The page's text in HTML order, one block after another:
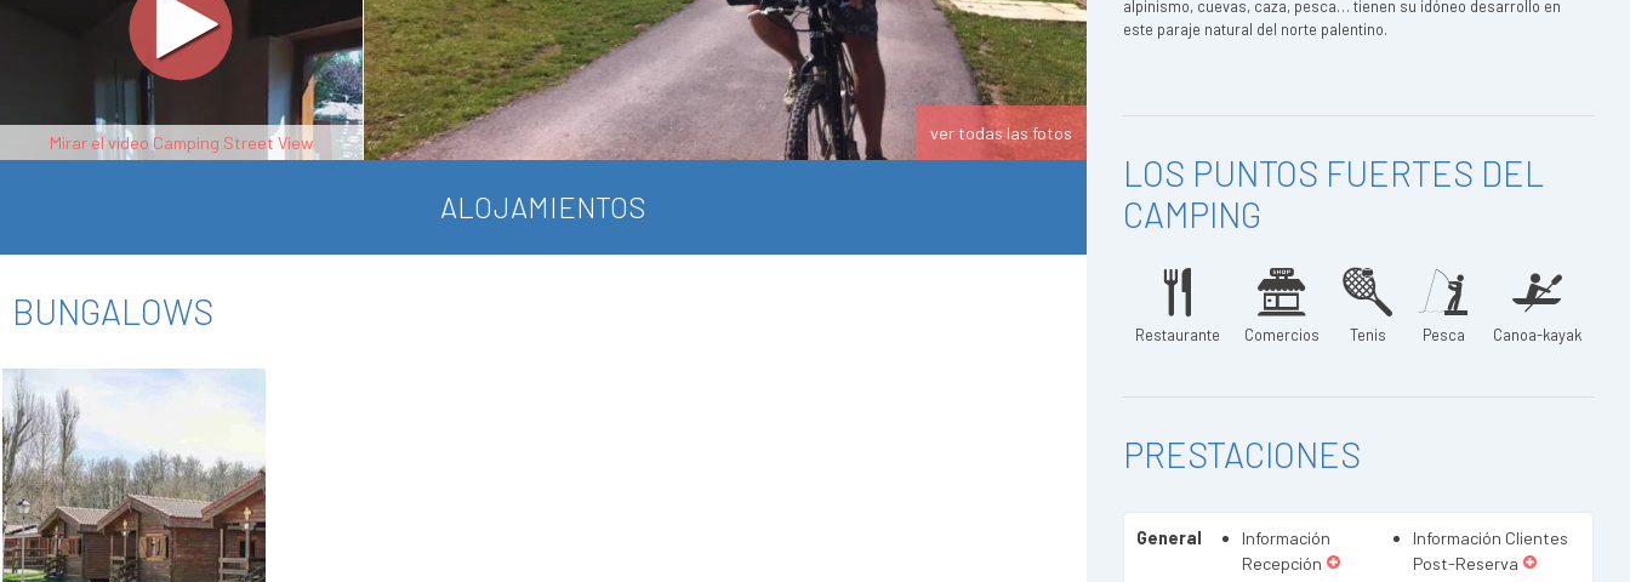
Mirar el video Camping Street View ver todas las fotos
ALOJAMIENTOS
BUNGALOWS
alpinismo, cuevas, caza, pesca… tienen su idóneo desarrollo en
este paraje natural del norte palentino.
LOS PUNTOS FUERTES DEL
CAMPING
Restaurante Comercios Tenis Pesca Canoa-kayak
PRESTACIONES
General
Información
Recepción
Información Clientes
Post-Reserva